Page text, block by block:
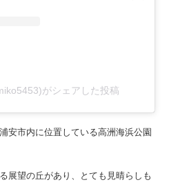
がシェアした投稿
安市内に位置している高洲海浜公園
展望の丘があり、とても見晴らしも